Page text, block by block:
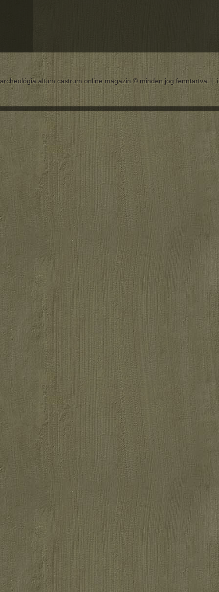
archeológia altum castrum online magazin © minden jog fenntartva |